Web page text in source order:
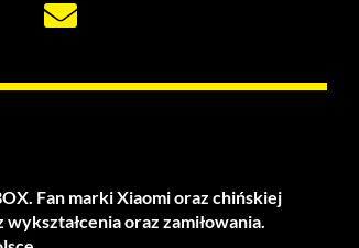
Fan marki Xiaomi oraz chińskiej
oraz zamiłowania.